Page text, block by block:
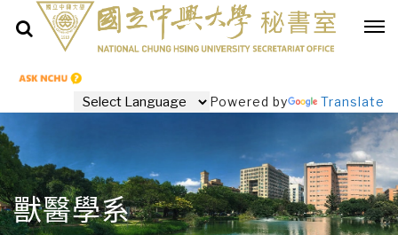
Powered by Translate
獸醫學系